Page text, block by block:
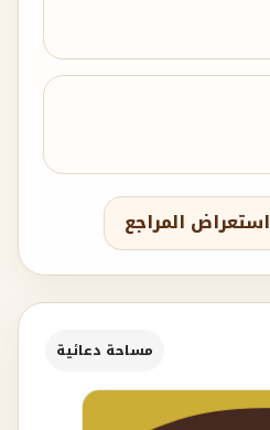
استعراض المراجع
مساحة دعائية